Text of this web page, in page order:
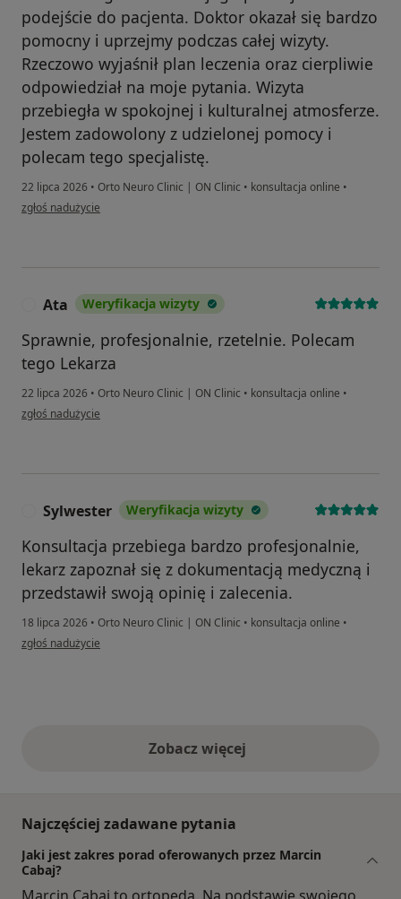
podejście do pacjenta. Doktor okazał się bardzo
pomocny i uprzejmy podczas całej wizyty.
Rzeczowo wyjaśnił plan leczenia oraz cierpliwie
odpowiedział na moje pytania. Wizyta
przebiegła w spokojnej i kulturalnej atmosferze.
Jestem zadowolony z udzielonej pomocy i
polecam tego specjalistę.
22 lipca 2026 • Orto Neuro Clinic | ON Clinic • konsultacja online •
w opinii użytkownika Dorota
zgłoś nadużycie
Ata Weryfikacja wizyty
Sprawnie, profesjonalnie, rzetelnie. Polecam
tego Lekarza
22 lipca 2026 • Orto Neuro Clinic | ON Clinic • konsultacja online •
w opinii użytkownika Ata
zgłoś nadużycie
Sylwester Weryfikacja wizyty
Konsultacja przebiega bardzo profesjonalnie,
lekarz zapoznał się z dokumentacją medyczną i
przedstawił swoją opinię i zalecenia.
18 lipca 2026 • Orto Neuro Clinic | ON Clinic • konsultacja online •
w opinii użytkownika Sylwester
zgłoś nadużycie
Zobacz więcejopinie powyżej
Najczęściej zadawane pytania
Jaki jest zakres porad oferowanych przez Marcin
Cabaj?